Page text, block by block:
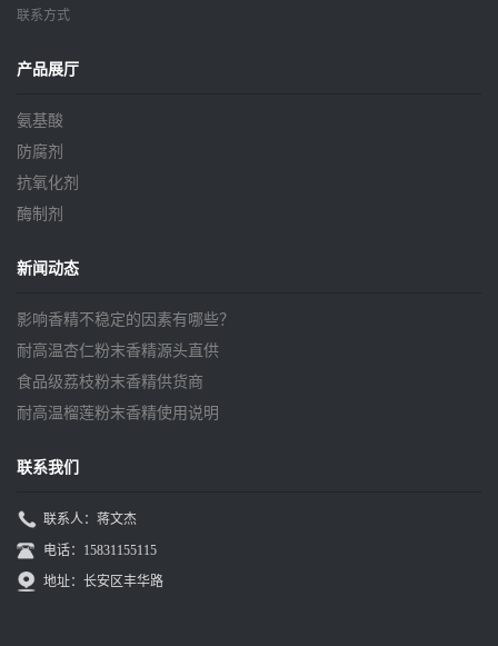
联系方式
产品展厅
氨基酸
防腐剂
抗氧化剂
酶制剂
新闻动态
影响香精不稳定的因素有哪些？
耐高温杏仁粉末香精源头直供
食品级荔枝粉末香精供货商
耐高温榴莲粉末香精使用说明
联系我们
联系人：蒋文杰
电话：15831155115
地址：长安区丰华路